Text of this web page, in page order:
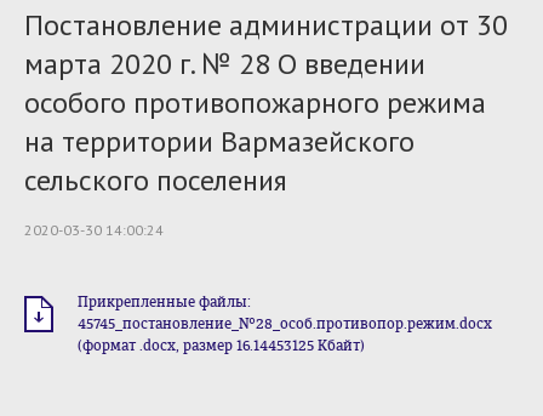
Постановление администрации от 30
марта 2020 г. № 28 О введении
особого противопожарного режима
на территории Вармазейского
сельского поселения
2020-03-30 14:00:24
Прикрепленные файлы:
45745_постановление_№28_особ.противопор.режим.docx
(формат .docx, размер 16.14453125 Кбайт)